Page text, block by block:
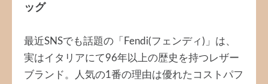
ッグ
最近SNSでも話題の「Fendi(フェンディ)」は、
実はイタリアにて96年以上の歴史を持つレザー
ブランド。人気の1番の理由は優れたコストパフ